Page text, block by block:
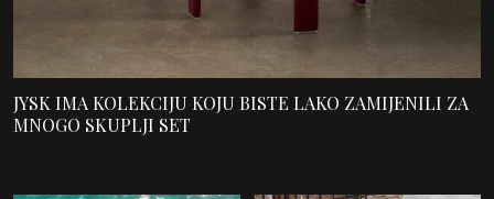
JYSK IMA KOLEKCIJU KOJU BISTE LAKO ZAMIJENILI ZA
MNOGO SKUPLJI SET